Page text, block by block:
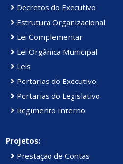
Decretos do Executivo
Estrutura Organizacional
Lei Complementar
Lei Orgânica Municipal
Leis
Portarias do Executivo
Portarias do Legislativo
Regimento Interno
Projetos:
Prestação de Contas